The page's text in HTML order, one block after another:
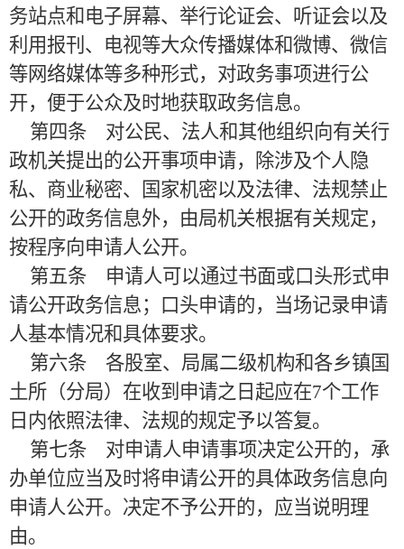
务站点和电子屏幕、举行论证会、听证会以及
利用报刊、电视等大众传播媒体和微博、微信
等网络媒体等多种形式，对政务事项进行公
开，便于公众及时地获取政务信息。
第四条 对公民、法人和其他组织向有关行
政机关提出的公开事项申请，除涉及个人隐
私、商业秘密、国家机密以及法律、法规禁止
公开的政务信息外，由局机关根据有关规定，
按程序向申请人公开。
第五条 申请人可以通过书面或口头形式申
请公开政务信息；口头申请的，当场记录申请
人基本情况和具体要求。
第六条 各股室、局属二级机构和各乡镇国
土所（分局）在收到申请之日起应在7个工作
日内依照法律、法规的规定予以答复。
第七条 对申请人申请事项决定公开的，承
办单位应当及时将申请公开的具体政务信息向
申请人公开。决定不予公开的，应当说明理
由。